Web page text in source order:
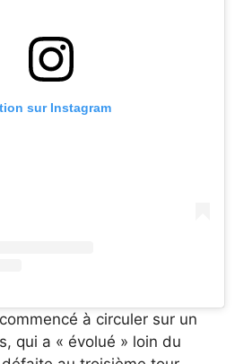
sur Instagram
à circuler sur un
qui a « évolué » loin du